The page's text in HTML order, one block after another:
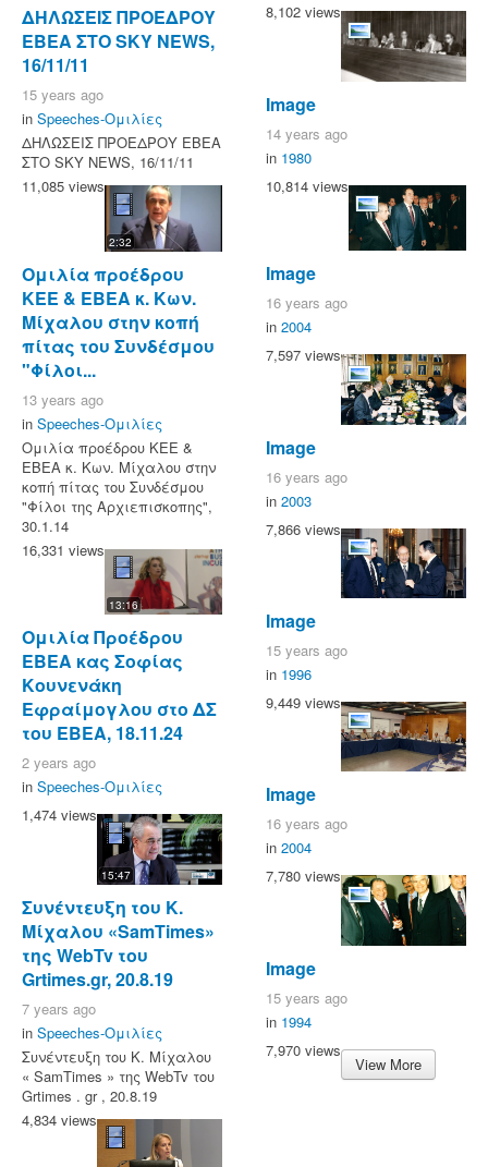
ΔΗΛΩΣΕΙΣ ΠΡΟΕΔΡΟΥ
ΕΒΕΑ ΣΤΟ SKY NEWS,
16/11/11
15 years ago
in Speeches-Ομιλίες
ΔΗΛΩΣΕΙΣ ΠΡΟΕΔΡΟΥ ΕΒΕΑ
ΣΤΟ SKY NEWS, 16/11/11
11,085 views
2:32
Ομιλία προέδρου
ΚΕΕ & ΕΒΕΑ κ. Κων.
Μίχαλου στην κοπή
πίτας του Συνδέσμου
"Φίλοι...
13 years ago
in Speeches-Ομιλίες
Ομιλία προέδρου ΚΕΕ &
ΕΒΕΑ κ. Κων. Μίχαλου στην
κοπή πίτας του Συνδέσμου
"Φίλοι της Αρχιεπισκοπης",
30.1.14
16,331 views
13:16
Ομιλία Προέδρου
ΕΒΕΑ κας Σοφίας
Κουνενάκη
Εφραίμογλου στο ΔΣ
του ΕΒΕΑ, 18.11.24
2 years ago
in Speeches-Ομιλίες
1,474 views
15:47
Συνέντευξη του Κ.
Μίχαλου «SamTimes»
της WebTv του
Grtimes.gr, 20.8.19
7 years ago
in Speeches-Ομιλίες
Συνέντευξη του Κ. Μίχαλου
« SamTimes » της WebTv του
Grtimes . gr , 20.8.19
4,834 views
8,102 views
Image
14 years ago
in 1980
10,814 views
Image
16 years ago
in 2004
7,597 views
Image
16 years ago
in 2003
7,866 views
Image
15 years ago
in 1996
9,449 views
Image
16 years ago
in 2004
7,780 views
Image
15 years ago
in 1994
7,970 views
View More